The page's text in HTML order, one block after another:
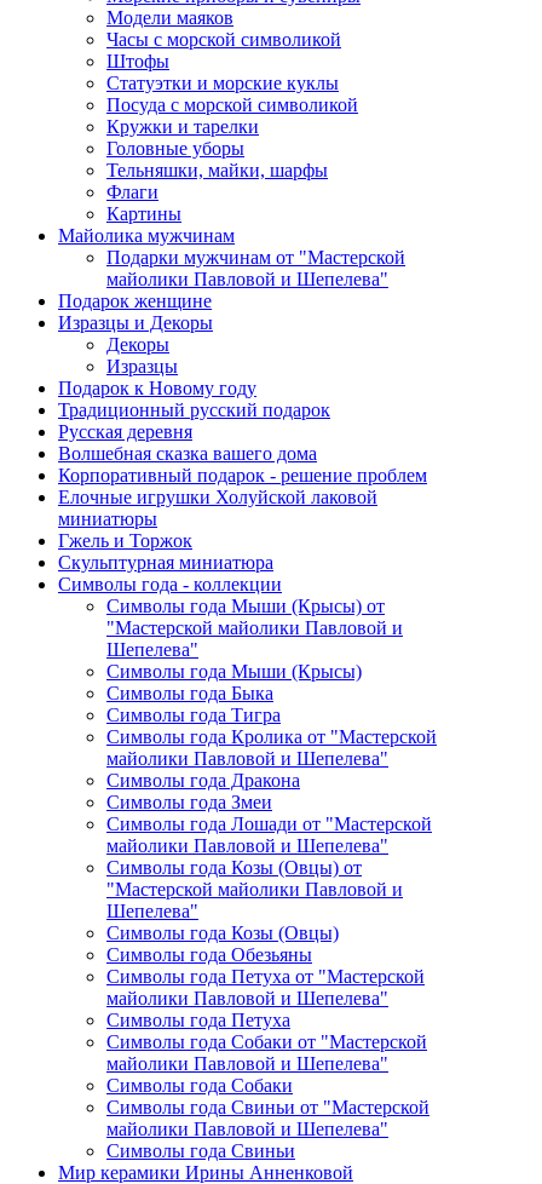
Модели маяков
Часы с морской символикой
Штофы
Статуэтки и морские куклы
Посуда с морской символикой
Кружки и тарелки
Головные уборы
Тельняшки, майки, шарфы
Флаги
Картины
Майолика мужчинам
Подарки мужчинам от "Мастерской
майолики Павловой и Шепелева"
Подарок женщине
Изразцы и Декоры
Декоры
Изразцы
Подарок к Новому году
Традиционный русский подарок
Русская деревня
Волшебная сказка вашего дома
Корпоративный подарок - решение проблем
Елочные игрушки Холуйской лаковой
миниатюры
Гжель и Торжок
Скульптурная миниатюра
Символы года - коллекции
Символы года Мыши (Крысы) от
"Мастерской майолики Павловой и
Шепелева"
Символы года Мыши (Крысы)
Символы года Быка
Символы года Тигра
Символы года Кролика от "Мастерской
майолики Павловой и Шепелева"
Символы года Дракона
Символы года Змеи
Символы года Лошади от "Мастерской
майолики Павловой и Шепелева"
Символы года Козы (Овцы) от
"Мастерской майолики Павловой и
Шепелева"
Символы года Козы (Овцы)
Символы года Обезьяны
Символы года Петуха от "Мастерской
майолики Павловой и Шепелева"
Символы года Петуха
Символы года Собаки от "Мастерской
майолики Павловой и Шепелева"
Символы года Собаки
Символы года Свиньи от "Мастерской
майолики Павловой и Шепелева"
Символы года Свиньи
Мир керамики Ирины Анненковой